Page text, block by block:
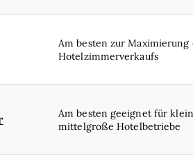
Am besten zur Maximierung
Hotelzimmerverkaufs
Am besten geeignet für
mittelgroße Hotelbetriebe